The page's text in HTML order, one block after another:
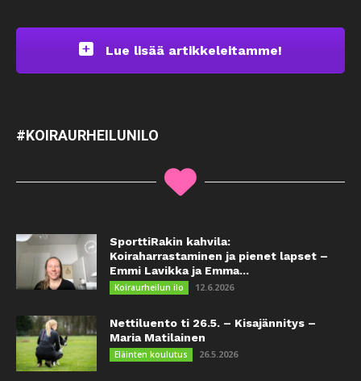
Lue lisää artikkeleitamme!
#KOIRAURHEILUNILO
SporttiRakin kahvila:
Koiraharrastaminen ja pienet lapset –
Emmi Lavikka ja Emma...
Koiraurheilun ilo 12.6.2026
Nettiluento ti 26.5. – Kisajännitys –
Maria Matilainen
Eläinten koulutus 26.5.2026